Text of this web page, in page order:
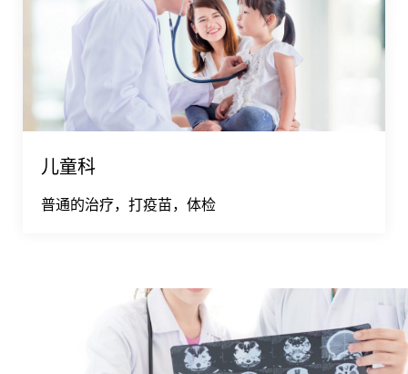
儿童科
普通的治疗，打疫苗，体检